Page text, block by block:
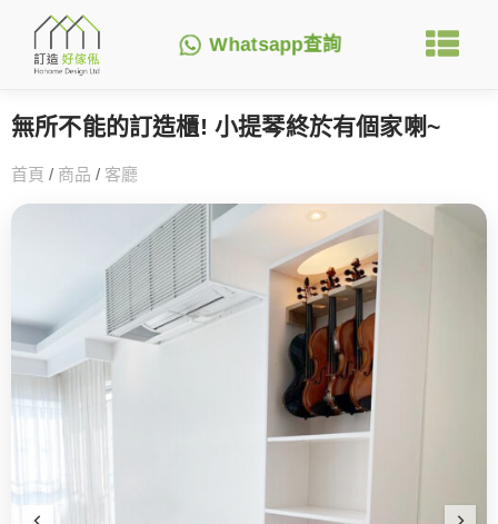
Whatsapp查詢
無所不能的訂造櫃! 小提琴終於有個家喇~
首頁 / 商品 / 客廳